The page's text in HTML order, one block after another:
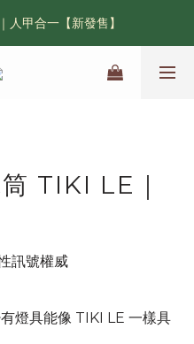
6500 贈送一片！
人甲合一【新發售】
會呼吸的戰術奔尼帽
TIKI LE｜
訊號權威
燈具能像 TIKI LE 一樣具